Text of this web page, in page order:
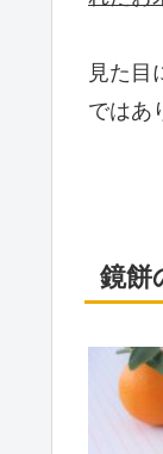
見た目
ではあ
鏡餅